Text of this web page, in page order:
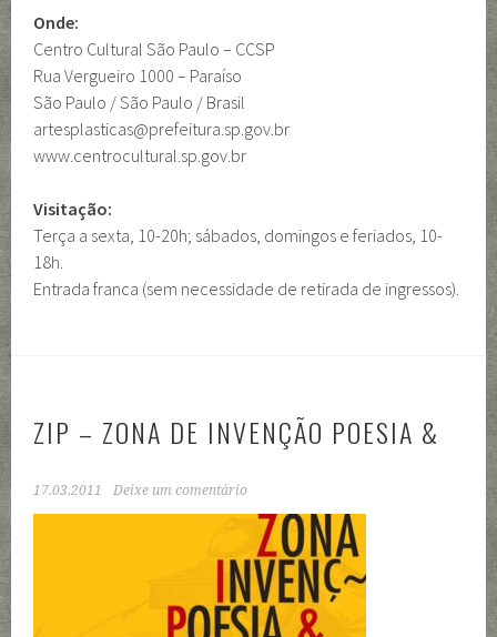
Onde:
Centro Cultural São Paulo – CCSP
Rua Vergueiro 1000 – Paraíso
São Paulo / São Paulo / Brasil
artesplasticas@prefeitura.sp.gov.br
www.centrocultural.sp.gov.br
Visitação:
Terça a sexta, 10-20h; sábados, domingos e feriados, 10-
18h.
Entrada franca (sem necessidade de retirada de ingressos).
ZIP – ZONA DE INVENÇÃO POESIA &
17.03.2011 Deixe um comentário